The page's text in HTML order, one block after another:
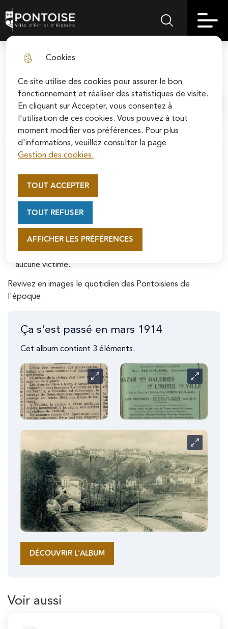
Cookies
Ce site utilise des cookies pour assurer le bon
fonctionnement et réaliser des statistiques de visite.
En cliquant sur Accepter, vous consentez à
l'utilisation de ces cookies. Vous pouvez à tout
moment modifier vos préférences. Pour plus
d'informations, veuillez consulter la page
Gestion des cookies.
AFFICHER LES PRÉFÉRENCES
TOUT ACCEPTER
TOUT REFUSER
to
menu
Skip to
search
Skip to
site map
Soutenez la rénovation de la cathédrale Saint-
Maclou en vous connectant sur le site de la
Fondation du patrimoine.
En savoir plus
Pontoise | Ville d'art et d'histoireMenu principalRechercher sur
Accueil
Sommaire
Découvrez les évènement
marquants du mois de mars 1914 :
aucune victime.
Revivez en images le quotidien des Pontoisiens de
l'époque.
Ça s'est passé en mars 1914
Cet album contient 3 éléments.
Carrousel Carrousel
Carrousel
DÉCOUVRIR L'ALBUM
Voir aussi